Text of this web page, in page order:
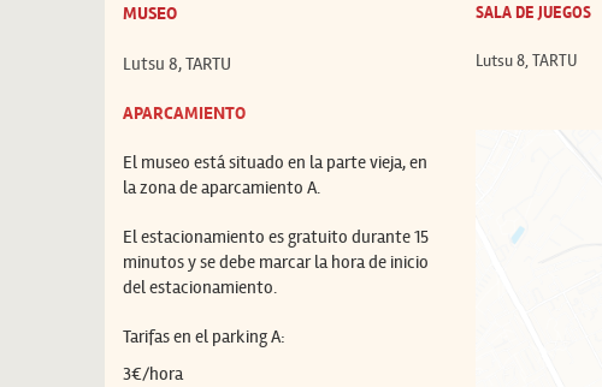
MUSEO
Lutsu 8, TARTU
SALA DE JUEGOS
Lutsu 8, TARTU
APARCAMIENTO
El museo está situado en la parte vieja, en
la zona de aparcamiento A.
El estacionamiento es gratuito durante 15
minutos y se debe marcar la hora de inicio
del estacionamiento.
Tarifas en el parking A:
3€/hora